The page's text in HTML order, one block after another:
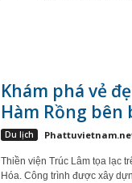
Khám phá vẻ
Hàm Rồng bên
Du lịch
Thiền viện Trúc Lâm tọa lạc
Hóa. Công trình được xây